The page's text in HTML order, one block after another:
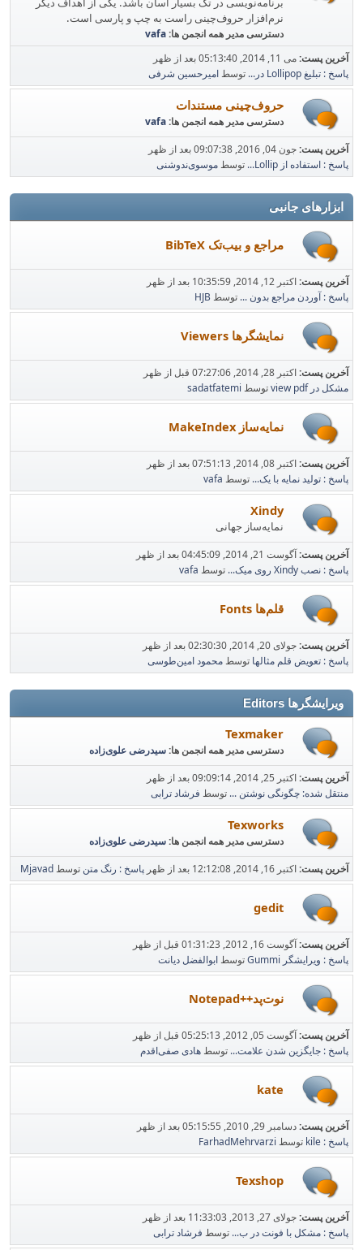
نرم‌افزار حروف‌چینی راست به چپ و پارسی است.
دسترسی مدیر همه انجمن ها:vafa
آخرین پست:می 11, 2014, 05:13:40 بعد از ظهر
پاسخ : تبلیغ Lollipop در...
توسطامیرحسین شرفی
حروف‌چینی مستندات
دسترسی مدیر همه انجمن ها:vafa
آخرین پست:جون 04, 2016, 09:07:38 بعد از ظهر
پاسخ : استفاده از Lollip...
توسطموسوی‌ندوشنی
ابزارهای جانبی
مراجع و بیب‌تک BibTeX
آخرین پست:اکتبر 12, 2014, 10:35:59 بعد از ظهر
پاسخ : آوردن مراجع بدون ... توسط HJB
نمایشگرها Viewers
آخرین پست:اکتبر 28, 2014, 07:27:06 قبل از ظهر
مشکل در view pdf
توسط sadatfatemi
نمایه‌ساز MakeIndex
آخرین پست:اکتبر 08, 2014, 07:51:13 بعد از ظهر
پاسخ : تولید نمایه با یک... توسط vafa
Xindy
نمایه‌ساز جهانی
آخرین پست:آگوست 21, 2014, 04:45:09 بعد از ظهر
پاسخ : نصب Xindy روی میک...
توسط vafa
قلم‌ها Fonts
آخرین پست:جولای 20, 2014, 02:30:30 بعد از ظهر
پاسخ : تعویض قلم مثالها توسطمحمود امین‌طوسی
ویرایشگرها Editors
Texmaker
دسترسی مدیر همه انجمن ها:سیدرضی علوی‌زاده
آخرین پست:اکتبر 25, 2014, 09:09:14 بعد از ظهر
منتقل شده: چگونگی نوشتن ... توسط فرشاد ترابی
Texworks
دسترسی مدیر همه انجمن ها:سیدرضی علوی‌زاده
آخرین پست:اکتبر 16, 2014, 12:12:08 بعد از ظهر پاسخ : رنگ متن توسطMjavad
gedit
آخرین پست:آگوست 16, 2012, 01:31:23 قبل از ظهر
پاسخ : ویرایشگر Gummi
توسطابوالفضل دیانت
نوت‌پد++Notepad
آخرین پست:آگوست 05, 2012, 05:25:13 قبل از ظهر
پاسخ : جایگزین شدن علامت... توسطهادی صفی‌اقدم
kate
آخرین پست:دسامبر 29, 2010, 05:15:55 بعد از ظهر
پاسخ : kile
توسط FarhadMehrvarzi
Texshop
آخرین پست:جولای 27, 2013, 11:33:03 بعد از ظهر
پاسخ : مشکل با فونت در ب... توسط فرشاد ترابی